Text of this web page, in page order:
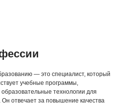
— это специалист, который
учебные программы,
технологии для
отвечает за повышение качества